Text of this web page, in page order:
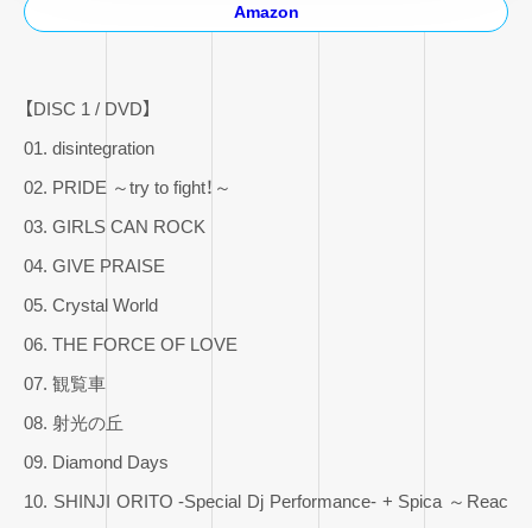
Amazon
【DISC 1 / DVD】
01. disintegration
02. PRIDE ～try to fight！～
03. GIRLS CAN ROCK
04. GIVE PRAISE
05. Crystal World
06. THE FORCE OF LOVE
07. 観覧車
08. 射光の丘
09. Diamond Days
10. SHINJI ORITO -Special Dj Performance- + Spica ～Reac